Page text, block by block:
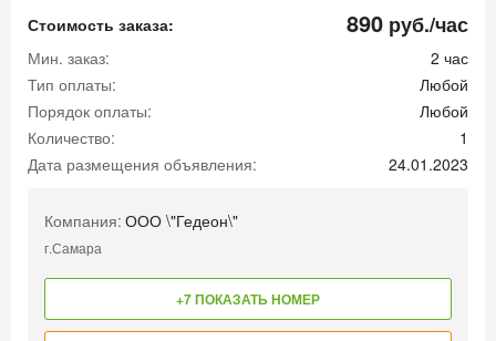
Стоимость заказа: 890 руб./час
Мин. заказ:
2 час
Тип оплаты:
Любой
Порядок оплаты:
Любой
Количество:
1
Дата размещения объявления:
24.01.2023
Компания: ООО \"Гедеон\"
г.Самара
+7 ПОКАЗАТЬ НОМЕР